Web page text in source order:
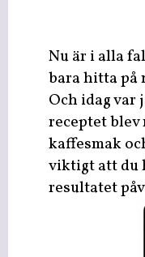
Nu är i alla
bara hitta på
Och idag var
receptet
kaffesmak
viktigt att du
resultatet